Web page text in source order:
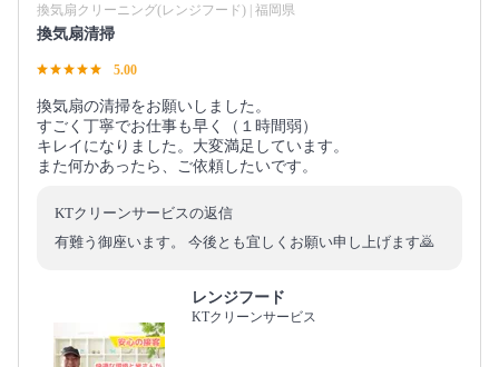
換気扇クリーニング(レンジフード) | 福岡県
換気扇清掃
5.00
換気扇の清掃をお願いしました。
すごく丁寧でお仕事も早く（１時間弱）
キレイになりました。大変満足しています。
また何かあったら、ご依頼したいです。
KTクリーンサービスの返信
有難う御座います。 今後とも宜しくお願い申し上げます🙇
レンジフード
KTクリーンサービス